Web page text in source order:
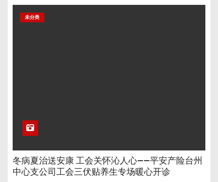
未分类
冬病夏治送安康 工会关怀沁人心——平安产险台州
中心支公司工会三伏贴养生专场暖心开诊